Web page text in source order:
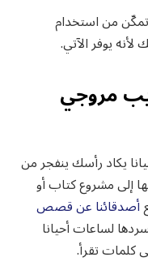
تمكّن من استخدام
مروجي
يكاد رأسك ينفجر من
إلى مشروع كتاب أو
أصدقائنا عن قصص
لساعات أحيانا
كلمات تقرأ.